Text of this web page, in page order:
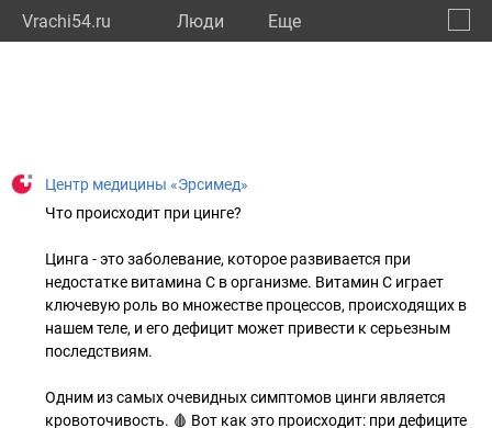
Vrachi54.ru Люди Eще
Центр медицины «Эрсимед»
Что происходит при цинге?
Цинга - это заболевание, которое развивается при
недостатке витамина С в организме. Витамин С играет
ключевую роль во множестве процессов, происходящих в
нашем теле, и его дефицит может привести к серьезным
последствиям.
Одним из самых очевидных симптомов цинги является
кровоточивость. 🩸 Вот как это происходит: при дефиците